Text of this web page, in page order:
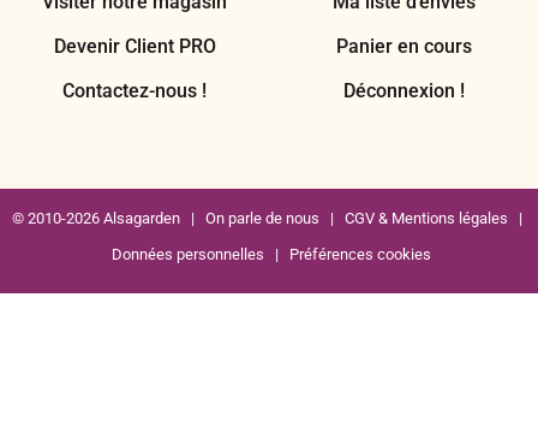
© 2010-2026 Alsagarden |On parle de nous |CGV & Mentions légales